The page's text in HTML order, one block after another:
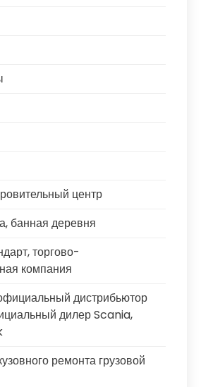
центр
банная деревня
торгово-
компания
дистрибьютор
дилер Scania,
ремонта грузовой